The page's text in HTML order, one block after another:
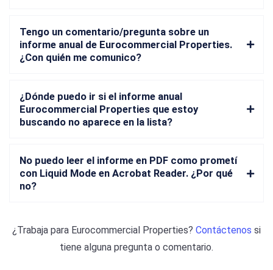
Tengo un comentario/pregunta sobre un
informe anual de Eurocommercial Properties.
¿Con quién me comunico?
¿Dónde puedo ir si el informe anual
Eurocommercial Properties que estoy
buscando no aparece en la lista?
No puedo leer el informe en PDF como prometí
con Liquid Mode en Acrobat Reader. ¿Por qué
no?
¿Trabaja para Eurocommercial Properties? Contáctenos si
tiene alguna pregunta o comentario.